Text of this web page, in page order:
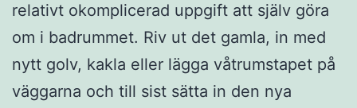
relativt okomplicerad uppgift att själv göra
om i badrummet. Riv ut det gamla, in med
nytt golv, kakla eller lägga våtrumstapet på
väggarna och till sist sätta in den nya